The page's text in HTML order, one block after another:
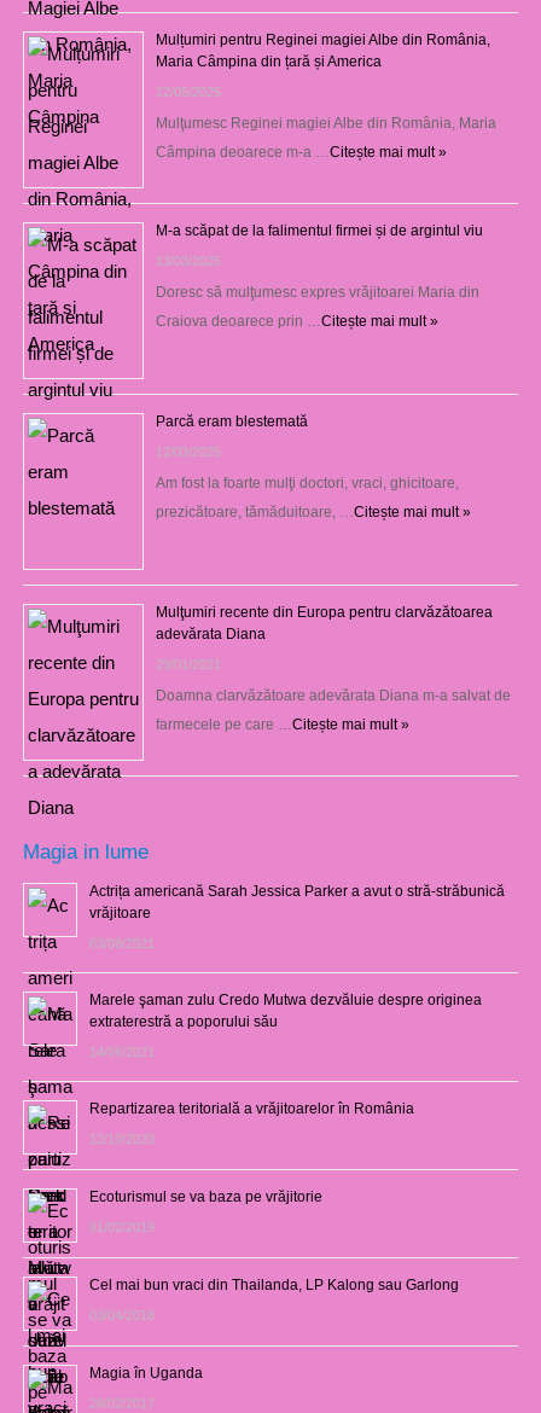
Mulțumiri pentru Reginei magiei Albe din România,
Maria Câmpina din țară și America
22/05/2025
Mulţumesc Reginei magiei Albe din România, Maria
Câmpina deoarece m-a … Citește mai mult »
M-a scăpat de la falimentul firmei și de argintul viu
13/03/2025
Doresc să mulţumesc expres vrăjitoarei Maria din
Craiova deoarece prin … Citește mai mult »
Parcă eram blestemată
12/03/2025
Am fost la foarte mulţi doctori, vraci, ghicitoare,
prezicătoare, tămăduitoare, … Citește mai mult »
Mulţumiri recente din Europa pentru clarvăzătoarea
adevărata Diana
29/01/2021
Doamna clarvăzătoare adevărata Diana m-a salvat de
farmecele pe care … Citește mai mult »
Magia in lume
Actrița americană Sarah Jessica Parker a avut o stră-străbunică
vrăjitoare
03/08/2021
Marele şaman zulu Credo Mutwa dezvăluie despre originea
extraterestră a poporului său
14/06/2021
Repartizarea teritorială a vrăjitoarelor în România
12/10/2020
Ecoturismul se va baza pe vrăjitorie
01/02/2019
Cel mai bun vraci din Thailanda, LP Kalong sau Garlong
03/04/2018
Magia în Uganda
28/02/2017